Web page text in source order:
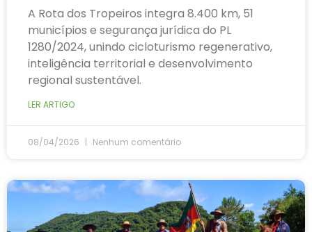
A Rota dos Tropeiros integra 8.400 km, 51
municípios e segurança jurídica do PL
1280/2024, unindo cicloturismo regenerativo,
inteligência territorial e desenvolvimento
regional sustentável.
LER ARTIGO
08/04/2026 Nenhum comentário